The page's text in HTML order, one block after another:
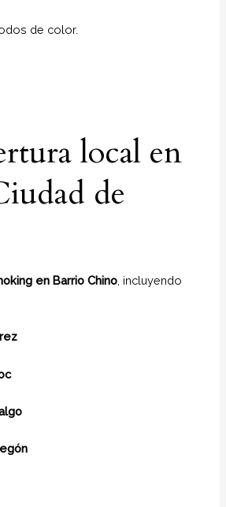
de color.
local en
de
en Barrio Chino , incluyendo